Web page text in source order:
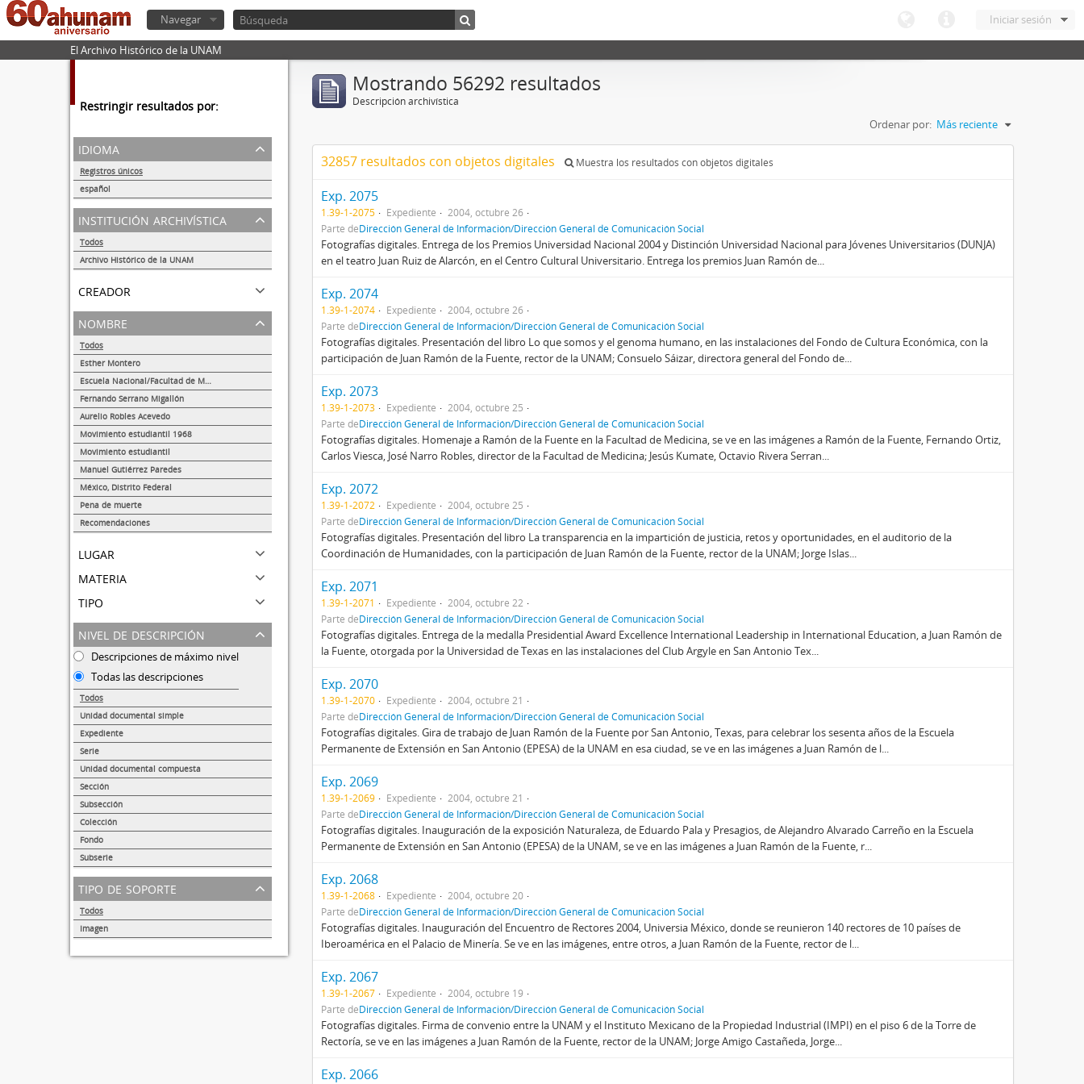
Iniciar sesión
Navegar
El Archivo Histórico de la UNAM
Restringir resultados por:
idioma
Registros únicos
español
56260
institución archivística
Todos
Archivo Histórico de la UNAM
creador
nombre
Todos
Esther Montero
Escuela Nacional/Facultad de Medicina
Fernando Serrano Migallón
Aurelio Robles Acevedo
Movimiento estudiantil 1968
Movimiento estudiantil
Manuel Gutiérrez Paredes
México, Distrito Federal
Pena de muerte
Recomendaciones
lugar
materia
tipo
nivel de descripción
Descripciones de máximo nivel
Todas las descripciones
Todos
Unidad documental simple
Expediente
Serie
Unidad documental compuesta
Sección
Subsección
Colección
Fondo
Subserie
41
tipo de soporte
Todos
Imagen
Mostrando 56292 resultados
Descripción archivística
Ordenar por: Más reciente
32857 resultados con objetos digitales Muestra los resultados con objetos digitales
Exp. 2075
1.39-1-2075 Expediente
2004, octubre 26
Parte deDirección General de Información/Dirección General de Comunicación Social
Fotografías digitales. Entrega de los Premios Universidad Nacional 2004 y Distinción Universidad Nacional para Jóvenes Universitarios (DUNJA)
en el teatro Juan Ruiz de Alarcón, en el Centro Cultural Universitario. Entrega los premios Juan Ramón de...
Exp. 2074
1.39-1-2074 Expediente
2004, octubre 26
Parte deDirección General de Información/Dirección General de Comunicación Social
Fotografías digitales. Presentación del libro Lo que somos y el genoma humano, en las instalaciones del Fondo de Cultura Económica, con la
participación de Juan Ramón de la Fuente, rector de la UNAM; Consuelo Sáizar, directora general del Fondo de...
Exp. 2073
1.39-1-2073 Expediente
2004, octubre 25
Parte deDirección General de Información/Dirección General de Comunicación Social
Fotografías digitales. Homenaje a Ramón de la Fuente en la Facultad de Medicina, se ve en las imágenes a Ramón de la Fuente, Fernando Ortiz,
Carlos Viesca, José Narro Robles, director de la Facultad de Medicina; Jesús Kumate, Octavio Rivera Serran...
Exp. 2072
1.39-1-2072 Expediente
2004, octubre 25
Parte deDirección General de Información/Dirección General de Comunicación Social
Fotografías digitales. Presentación del libro La transparencia en la impartición de justicia, retos y oportunidades, en el auditorio de la
Coordinación de Humanidades, con la participación de Juan Ramón de la Fuente, rector de la UNAM; Jorge Islas...
Exp. 2071
1.39-1-2071 Expediente
2004, octubre 22
Parte deDirección General de Información/Dirección General de Comunicación Social
Fotografías digitales. Entrega de la medalla Presidential Award Excellence International Leadership in International Education, a Juan Ramón de
la Fuente, otorgada por la Universidad de Texas en las instalaciones del Club Argyle en San Antonio Tex...
Exp. 2070
1.39-1-2070 Expediente
2004, octubre 21
Parte deDirección General de Información/Dirección General de Comunicación Social
Fotografías digitales. Gira de trabajo de Juan Ramón de la Fuente por San Antonio, Texas, para celebrar los sesenta años de la Escuela
Permanente de Extensión en San Antonio (EPESA) de la UNAM en esa ciudad, se ve en las imágenes a Juan Ramón de l...
Exp. 2069
1.39-1-2069 Expediente
2004, octubre 21
Parte deDirección General de Información/Dirección General de Comunicación Social
Fotografías digitales. Inauguración de la exposición Naturaleza, de Eduardo Pala y Presagios, de Alejandro Alvarado Carreño en la Escuela
Permanente de Extensión en San Antonio (EPESA) de la UNAM, se ve en las imágenes a Juan Ramón de la Fuente, r...
Exp. 2068
1.39-1-2068 Expediente
2004, octubre 20
Parte deDirección General de Información/Dirección General de Comunicación Social
Fotografías digitales. Inauguración del Encuentro de Rectores 2004, Universia México, donde se reunieron 140 rectores de 10 países de
Iberoamérica en el Palacio de Minería. Se ve en las imágenes, entre otros, a Juan Ramón de la Fuente, rector de l...
Exp. 2067
1.39-1-2067 Expediente
2004, octubre 19
Parte deDirección General de Información/Dirección General de Comunicación Social
Fotografías digitales. Firma de convenio entre la UNAM y el Instituto Mexicano de la Propiedad Industrial (IMPI) en el piso 6 de la Torre de
Rectoría, se ve en las imágenes a Juan Ramón de la Fuente, rector de la UNAM; Jorge Amigo Castañeda, Jorge...
Exp. 2066